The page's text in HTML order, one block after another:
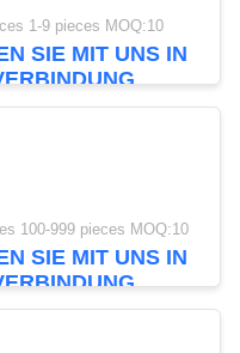
Kasten
181
1-9 pieces MOQ:10
SIE MIT UNS IN
100-999 pieces MOQ:10
SIE MIT UNS IN